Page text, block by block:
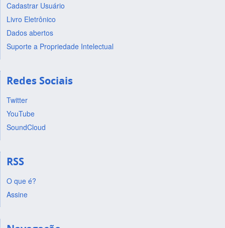
Cadastrar Usuário
Livro Eletrônico
Dados abertos
Suporte a Propriedade Intelectual
Redes Sociais
Twitter
YouTube
SoundCloud
RSS
O que é?
Assine